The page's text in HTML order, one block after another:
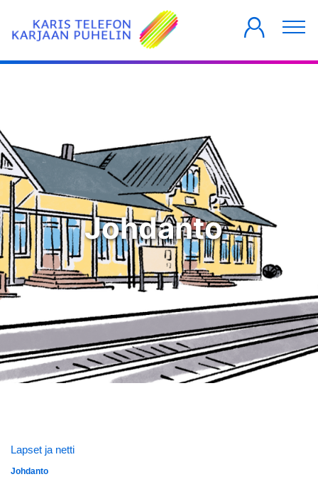
YRITYKSILLE
Lapset ja netti
Johdanto
Johdanto